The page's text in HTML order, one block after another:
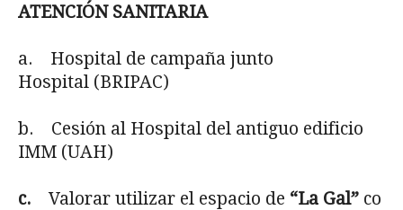
ATENCIÓN SANITARIA
a. Hospital de campaña junto
Hospital (BRIPAC)
b. Cesión al Hospital del antiguo edificio
IMM (UAH)
c. Valorar utilizar el espacio de “La Gal” co